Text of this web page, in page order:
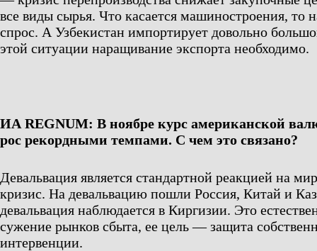
все виды сырья. Что касается машиностроения, то
спрос. А Узбекистан импортирует довольно
этой ситуации наращивание экспорта необходимо.
ИА REGNUM: В ноябре курс американской
рос рекордными темпами. С чем это связано?
Девальвация является стандартной реакцией на
кризис. На девальвацию пошли Россия, Китай и
девальвация наблюдается в Киргизии. Это
сужение рынков сбыта, ее цель — защита
интервенции.